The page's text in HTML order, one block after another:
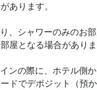
あります。
、シャワーのみのお
屋となる場合がありま
ンの際に、ホテル側
ドでデポジット（預